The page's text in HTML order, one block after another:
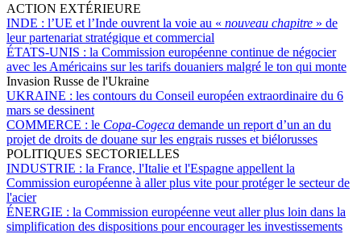
ACTION EXTÉRIEURE
INDE : l’UE et l’Inde ouvrent la voie au « nouveau chapitre » de
leur partenariat stratégique et commercial
ÉTATS-UNIS : la Commission européenne continue de négocier
avec les Américains sur les tarifs douaniers malgré le ton qui monte
Invasion Russe de l'Ukraine
UKRAINE : les contours du Conseil européen extraordinaire du 6
mars se dessinent
COMMERCE : le Copa-Cogeca demande un report d’un an du
projet de droits de douane sur les engrais russes et biélorusses
POLITIQUES SECTORIELLES
INDUSTRIE : la France, l'Italie et l'Espagne appellent la
Commission européenne à aller plus vite pour protéger le secteur de
l'acier
ÉNERGIE : la Commission européenne veut aller plus loin dans la
simplification des dispositions pour encourager les investissements